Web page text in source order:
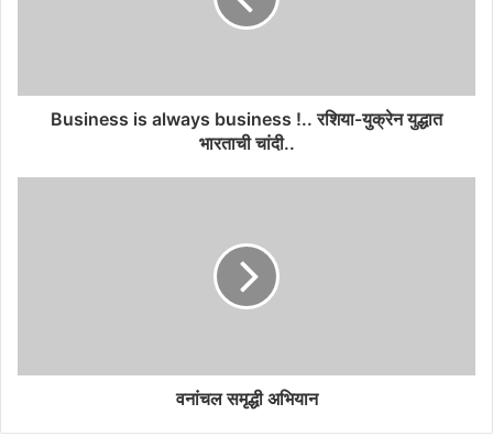
Business is always business !.. रशिया-युक्रेन युद्धात
भारताची चांदी..
वनांचल समृद्धी अभियान